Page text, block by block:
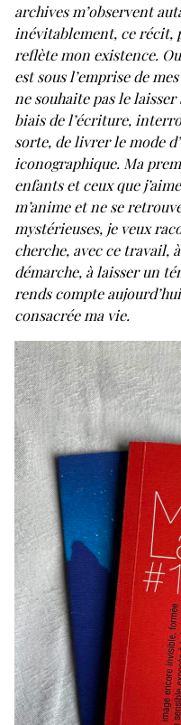
archives m’observent
inévitablement, ce récit,
reflète mon existence.
est sous l’emprise de
ne souhaite pas le laisser
biais de l’écriture,
sorte, de livrer le mode
iconographique. Ma
enfants et ceux que
m’anime et ne se
mystérieuses, je veux
cherche, avec ce travail,
démarche, à laisser un
rends compte
consacrée ma vie.